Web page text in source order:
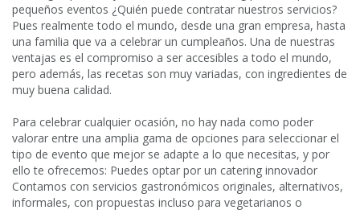
pequeños eventos ¿Quién puede contratar nuestros servicios?
Pues realmente todo el mundo, desde una gran empresa, hasta
una familia que va a celebrar un cumpleaños. Una de nuestras
ventajas es el compromiso a ser accesibles a todo el mundo,
pero además, las recetas son muy variadas, con ingredientes de
muy buena calidad.
Para celebrar cualquier ocasión, no hay nada como poder
valorar entre una amplia gama de opciones para seleccionar el
tipo de evento que mejor se adapte a lo que necesitas, y por
ello te ofrecemos: Puedes optar por un catering innovador
Contamos con servicios gastronómicos originales, alternativos,
informales, con propuestas incluso para vegetarianos o